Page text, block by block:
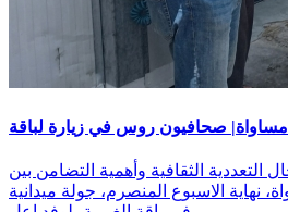
الثقافية وأهمية التضامن بين
نهاية الاسبوع المنصرم، جولة ميدانية